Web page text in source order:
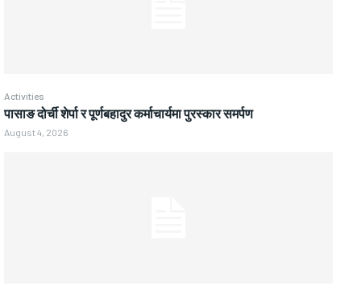
Activities
पासाङ दोर्ची शेर्पा र पूर्णबहादुर कर्माचार्यमा पुरस्कार समर्पण
August 4, 2026